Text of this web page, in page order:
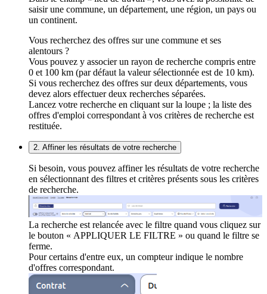
saisir une commune, un département, une région, un pays ou
un continent.
Vous recherchez des offres sur une commune et ses
alentours ?
Vous pouvez y associer un rayon de recherche compris entre
0 et 100 km (par défaut la valeur sélectionnée est de 10 km).
Si vous recherchez des offres sur deux départements, vous
devez alors effectuer deux recherches séparées.
Lancez votre recherche en cliquant sur la loupe ; la liste des
offres d'emploi correspondant à vos critères de recherche est
restituée.
2. Affiner les résultats de votre recherche
Si besoin, vous pouvez affiner les résultats de votre recherche
en sélectionnant des filtres et critères présents sous les critères
de recherche.
La recherche est relancée avec le filtre quand vous cliquez sur
le bouton « APPLIQUER LE FILTRE » ou quand le filtre se
ferme.
Pour certains d'entre eux, un compteur indique le nombre
d'offres correspondant.